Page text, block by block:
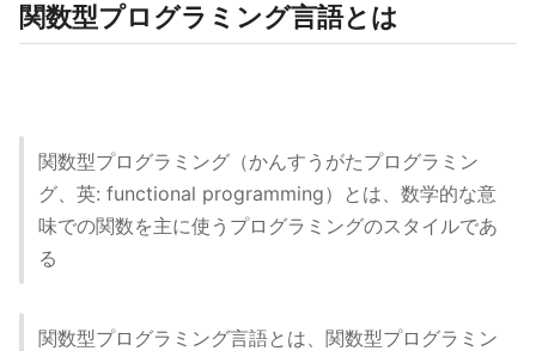
関数型プログラミング言語とは
関数型プログラミング（かんすうがたプログラミン
グ、英: functional programming）とは、数学的な意
味での関数を主に使うプログラミングのスタイルであ
る
関数型プログラミング言語とは、関数型プログラミン